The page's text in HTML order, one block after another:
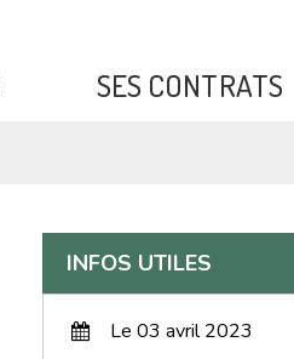
SES CONTRATS
INFOS UTILES
Le 03 avril 2023